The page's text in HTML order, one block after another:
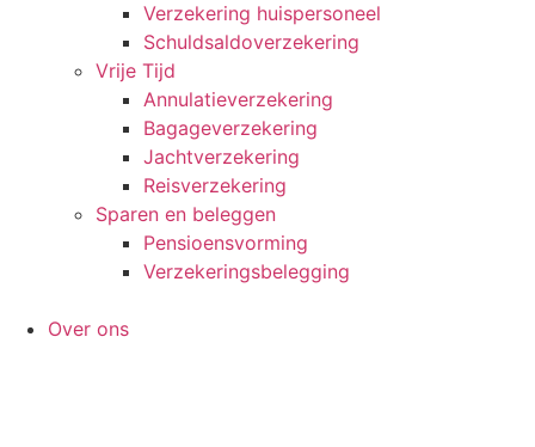
Verzekering huispersoneel
Schuldsaldoverzekering
Vrije Tijd
Annulatieverzekering
Bagageverzekering
Jachtverzekering
Reisverzekering
Sparen en beleggen
Pensioensvorming
Verzekeringsbelegging
Over ons